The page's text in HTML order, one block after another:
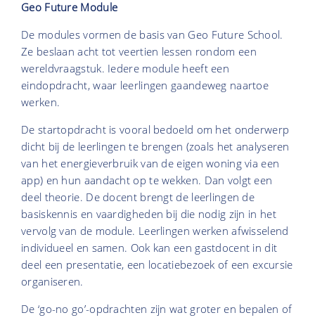
Geo Future Module
De modules vormen de basis van Geo Future School.
Ze beslaan acht tot veertien lessen rondom een
wereldvraagstuk. Iedere module heeft een
eindopdracht, waar leerlingen gaandeweg naartoe
werken.
De startopdracht is vooral bedoeld om het onderwerp
dicht bij de leerlingen te brengen (zoals het analyseren
van het energieverbruik van de eigen woning via een
app) en hun aandacht op te wekken. Dan volgt een
deel theorie. De docent brengt de leerlingen de
basiskennis en vaardigheden bij die nodig zijn in het
vervolg van de module. Leerlingen werken afwisselend
individueel en samen. Ook kan een gastdocent in dit
deel een presentatie, een locatiebezoek of een excursie
organiseren.
De ‘go-no go’-opdrachten zijn wat groter en bepalen of